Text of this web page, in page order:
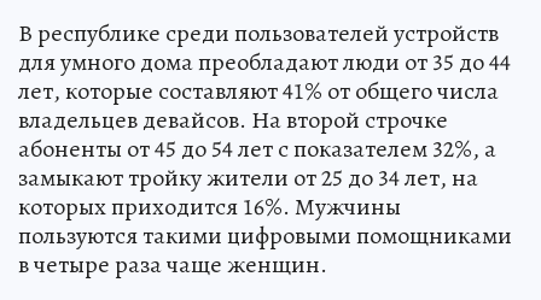
В республике среди пользователей устройств
для умного дома преобладают люди от 35 до 44
лет, которые составляют 41% от общего числа
владельцев девайсов. На второй строчке
абоненты от 45 до 54 лет с показателем 32%, а
замыкают тройку жители от 25 до 34 лет, на
которых приходится 16%. Мужчины
пользуются такими цифровыми помощниками
в четыре раза чаще женщин.